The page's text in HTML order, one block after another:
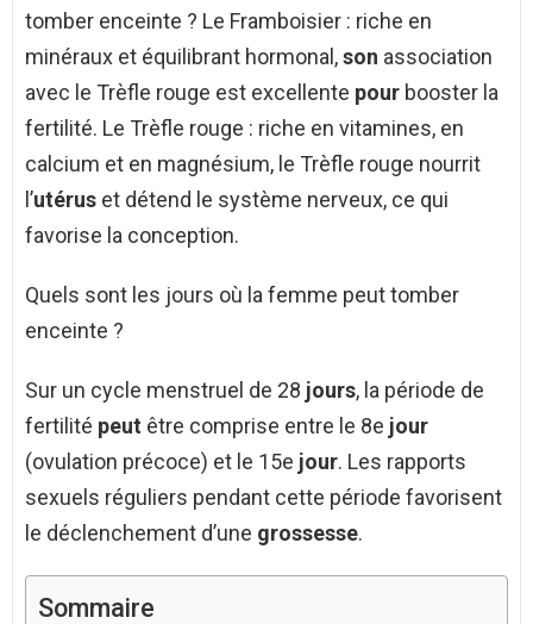
tomber enceinte ? Le Framboisier : riche en
minéraux et équilibrant hormonal,son association
avec le Trèfle rouge est excellente pour booster la
fertilité. Le Trèfle rouge : riche en vitamines, en
calcium et en magnésium, le Trèfle rouge nourrit
l’utérus et détend le système nerveux, ce qui
favorise la conception.
Quels sont les jours où la femme peut tomber
enceinte ?
Sur un cycle menstruel de 28 jours, la période de
fertilité peut être comprise entre le 8e jour
(ovulation précoce) et le 15e jour. Les rapports
sexuels réguliers pendant cette période favorisent
le déclenchement d’une grossesse.
Sommaire